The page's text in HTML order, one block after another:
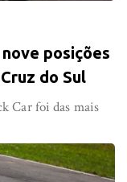
posições
do Sul
Car foi das mais